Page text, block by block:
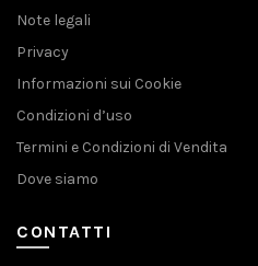
Note legali
Privacy
Informazioni sui Cookie
Condizioni d’uso
Termini e Condizioni di Vendita
Dove siamo
CONTATTI